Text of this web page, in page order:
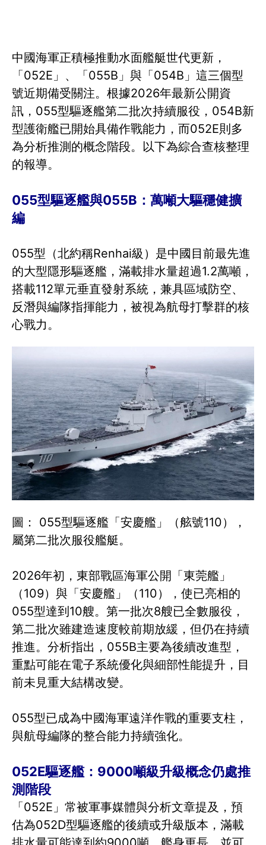
中國海軍正積極推動水面艦艇世代更新，
「052E」、「055B」與「054B」這三個型
號近期備受關注。根據2026年最新公開資
訊，055型驅逐艦第二批次持續服役，054B新
型護衛艦已開始具備作戰能力，而052E則多
為分析推測的概念階段。以下為綜合查核整理
的報導。
055型驅逐艦與055B：萬噸大驅穩健擴
編
055型（北約稱Renhai級）是中國目前最先進
的大型隱形驅逐艦，滿載排水量超過1.2萬噸，
搭載112單元垂直發射系統，兼具區域防空、
反潛與編隊指揮能力，被視為航母打擊群的核
心戰力。
圖： 055型驅逐艦「安慶艦」（舷號110），
屬第二批次服役艦艇。
2026年初，東部戰區海軍公開「東莞艦」
（109）與「安慶艦」（110），使已亮相的
055型達到10艘。第一批次8艘已全數服役，
第二批次雖建造速度較前期放緩，但仍在持續
推進。分析指出，055B主要為後續改進型，
重點可能在電子系統優化與細部性能提升，目
前未見重大結構改變。
055型已成為中國海軍遠洋作戰的重要支柱，
與航母編隊的整合能力持續強化。
052E驅逐艦：9000噸級升級概念仍處推
測階段
「052E」常被軍事媒體與分析文章提及，預
估為052D型驅逐艦的後續或升級版本，滿載